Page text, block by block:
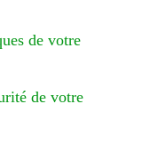
de votre
de votre